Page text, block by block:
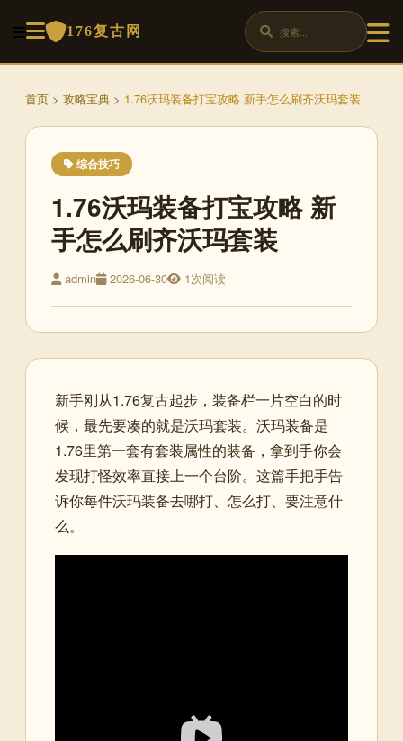
176复古网
首页 > 攻略宝典 > 1.76沃玛装备打宝攻略 新手怎么刷齐沃玛套装
综合技巧
1.76沃玛装备打宝攻略 新
手怎么刷齐沃玛套装
admin 2026-06-30 1次阅读
新手刚从1.76复古起步，装备栏一片空白的时
候，最先要凑的就是沃玛套装。沃玛装备是
1.76里第一套有套装属性的装备，拿到手你会
发现打怪效率直接上一个台阶。这篇手把手告
诉你每件沃玛装备去哪打、怎么打、要注意什
么。